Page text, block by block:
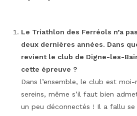
Le Triathlon des Ferréols n’a
deux dernières années. Dans
revient le club de Digne-les-
cette épreuve ?
Dans l’ensemble, le club est
sereins, même s’il faut bien
un peu déconnectés ! Il a fallu